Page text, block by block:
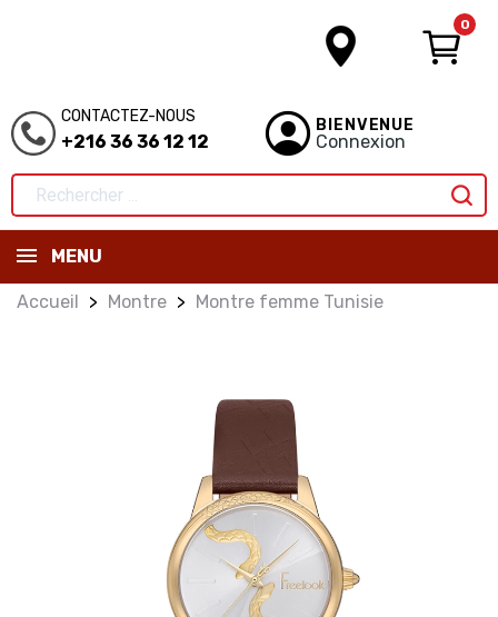
0
CONTACTEZ-NOUS
+216 36 36 12 12
BIENVENUE
Connexion
MENU
Accueil Montre Montre femme Tunisie